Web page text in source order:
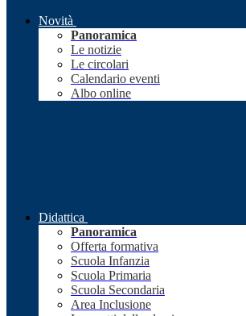
Novità
Panoramica
Le notizie
Le circolari
Calendario eventi
Albo online
Didattica
Panoramica
Offerta formativa
Scuola Infanzia
Scuola Primaria
Scuola Secondaria
Area Inclusione